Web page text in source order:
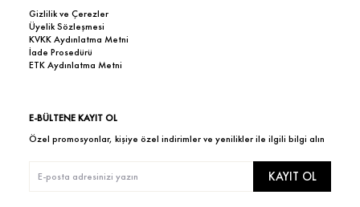
Gizlilik ve Çerezler
Üyelik Sözleşmesi
KVKK Aydınlatma Metni
İade Prosedürü
ETK Aydınlatma Metni
E-BÜLTENE KAYIT OL
Özel promosyonlar, kişiye özel indirimler ve yenilikler ile ilgili bilgi alın
KAYIT OL